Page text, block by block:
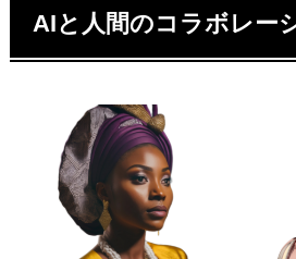
AIと人間のコラボレー